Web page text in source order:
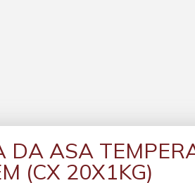
DA ASA
(CX 20X1KG)